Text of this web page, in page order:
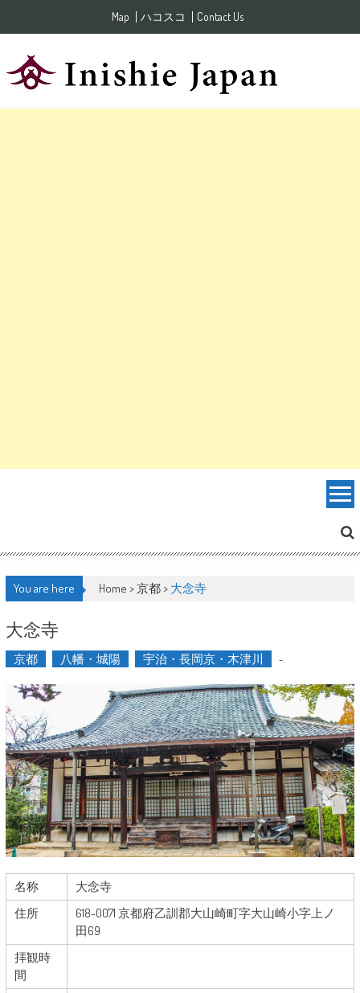
Map ハコスコ Contact Us
You are here Home >京都> 大念寺
大念寺
京都 八幡・城陽 宇治・長岡京・木津川 -
名称
大念寺
住所
618-0071 京都府乙訓郡大山崎町字大山崎小字上ノ
田69
拝観時
間